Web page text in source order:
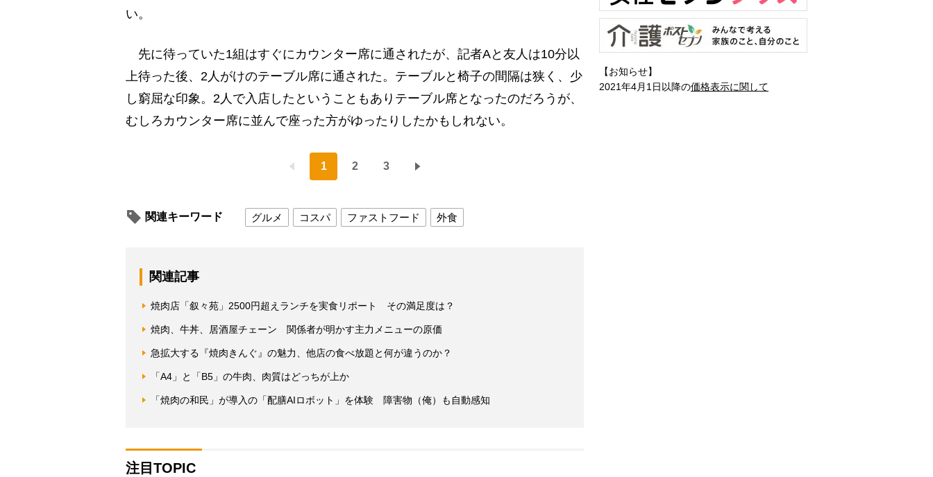
い。
先に待っていた1組はすぐにカウンター席に通されたが、記者Aと友人は10分以
上待った後、2人がけのテーブル席に通された。テーブルと椅子の間隔は狭く、少
し窮屈な印象。2人で入店したということもありテーブル席となったのだろうが、
むしろカウンター席に並んで座った方がゆったりしたかもしれない。
1 2 3
関連キーワード グルメ コスパ ファストフード 外食
関連記事
焼肉店「叙々苑」2500円超えランチを実食リポート その満足度は？
焼肉、牛丼、居酒屋チェーン 関係者が明かす主力メニューの原価
急拡大する『焼肉きんぐ』の魅力、他店の食べ放題と何が違うのか？
「A4」と「B5」の牛肉、肉質はどっちが上か
「焼肉の和民」が導入の「配膳AIロボット」を体験 障害物（俺）も自動感知
注目TOPIC
【お知らせ】
2021年4月1日以降の価格表示に関して